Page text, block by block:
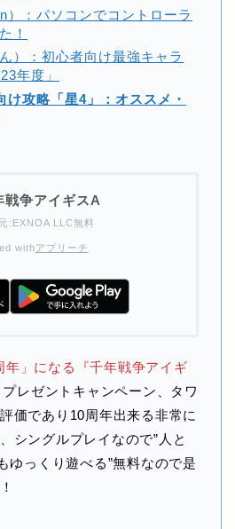
）：パソコンでコントローラ
！
）：初心者向け最強キャラ
年度」
け攻略「星4」：オススメ・
戦争アイギスA
: EXNOA LLC無料
withアプリーチ
年」になる『千年戦争アイギ
プレゼントキャンペーン、タワ
価であり10周年出来る非常に
シングルプレイなので”人と
ゆっくり遊べる”無料なので是